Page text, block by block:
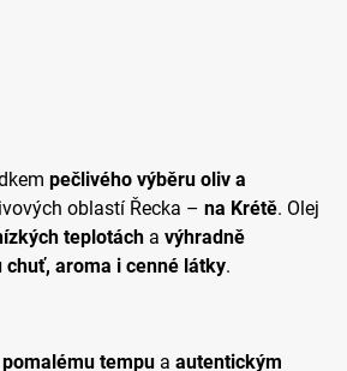
pečlivého výběru oliv a
oblastí Řecka – na Krétě. Olej
teplotách a výhradně
chuť, aroma i cenné látky.
tempu a autentickým